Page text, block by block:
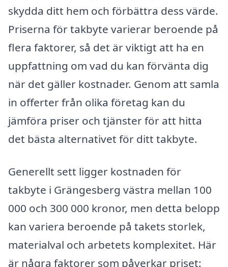
skydda ditt hem och förbättra dess värde.
Priserna för takbyte varierar beroende på
flera faktorer, så det är viktigt att ha en
uppfattning om vad du kan förvänta dig
när det gäller kostnader. Genom att samla
in offerter från olika företag kan du
jämföra priser och tjänster för att hitta
det bästa alternativet för ditt takbyte.
Generellt sett ligger kostnaden för
takbyte i Grängesberg västra mellan 100
000 och 300 000 kronor, men detta belopp
kan variera beroende på takets storlek,
materialval och arbetets komplexitet. Här
är några faktorer som påverkar priset: